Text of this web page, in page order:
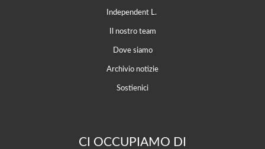
Independent L.
Il nostro team
Dove siamo
Archivio notizie
Sostienici
CI OCCUPIAMO DI